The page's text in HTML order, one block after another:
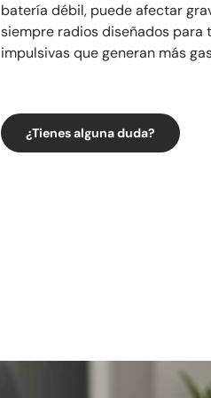
batería débil, puede afectar
siempre radios diseñados
impulsivas que generan más
¿Tienes alguna duda?